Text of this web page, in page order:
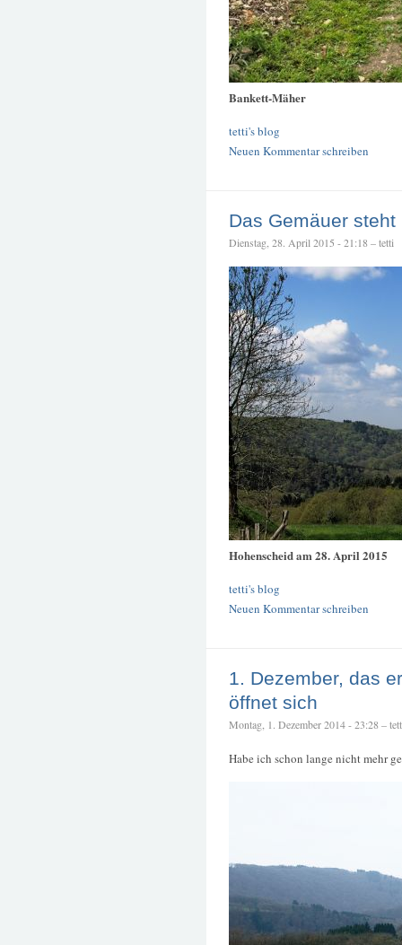
Bankett-Mäher
tetti's blog
Neuen Kommentar schreiben
Das Gemäuer steht
Dienstag, 28. April 2015 - 21:18 – tetti
Hohenscheid am 28. April 2015
tetti's blog
Neuen Kommentar schreiben
1. Dezember, das
öffnet sich
Montag, 1. Dezember 2014 - 23:28 –
Habe ich schon lange nicht mehr